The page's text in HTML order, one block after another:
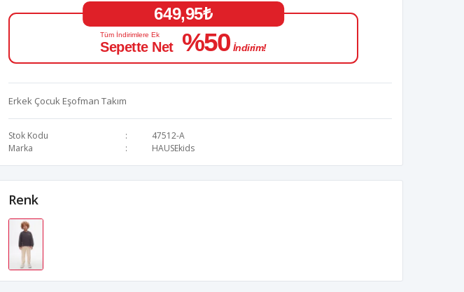
649,95₺
Tüm İndirimlere Ek
Sepette Net %50 İndirim!
Erkek Çocuk Eşofman Takım
Stok Kodu
47512-A
Marka
HAUSEkids
Renk